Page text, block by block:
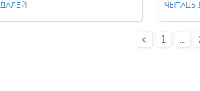
своей
ЧЫТАЦЬ
< 1 …